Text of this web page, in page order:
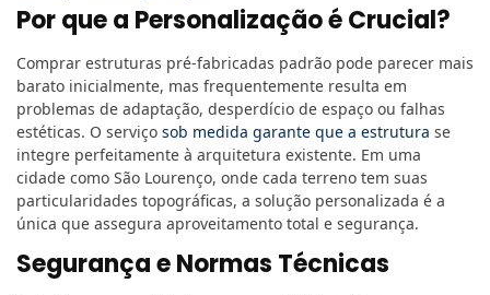
Por que a Personalização é Crucial?
Comprar estruturas pré-fabricadas padrão pode parecer mais
barato inicialmente, mas frequentemente resulta em
problemas de adaptação, desperdício de espaço ou falhas
estéticas. O serviço sob medida garante que a estrutura se
integre perfeitamente à arquitetura existente. Em uma
cidade como São Lourenço, onde cada terreno tem suas
particularidades topográficas, a solução personalizada é a
única que assegura aproveitamento total e segurança.
Segurança e Normas Técnicas